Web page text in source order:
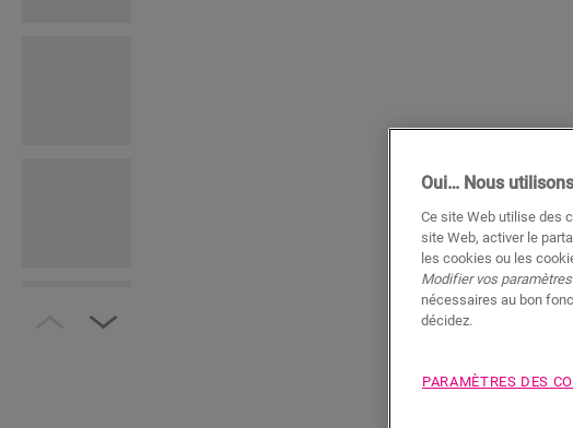
Oui… Nous
Ce site Web utilise des
site Web, activer le
les cookies ou les
Modifier vos
nécessaires au bon
décidez.
PARAMÈTRES DES